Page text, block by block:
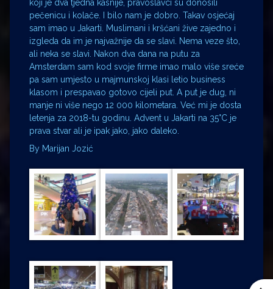
koji je dva tjedna kasnije, pravoslavci su donosili
pečenicu i kolače. I bilo nam je dobro. Takav osjećaj
sam imao u Jakarti. Muslimani i kršćani žive zajedno i
izgleda da im je najvažnije da se slavi. Nema veze što,
ali neka se slavi. Nakon dva dana na putu za
Amsterdam sam kod svoje firme imao malo više sreće
pa sam umjesto u majmunskoj klasi letio business
klasom i prespavao gotovo cijeli put. A put je dug, ni
manje ni više nego 12 000 kilometara. Već mi je dosta
letenja za 2018-tu godinu. Advent u Jakarti na 35°C je
prava stvar ali je ipak jako, jako daleko.
By Marijan Jozić